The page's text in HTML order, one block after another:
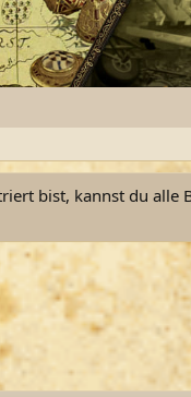
bist, kannst du alle